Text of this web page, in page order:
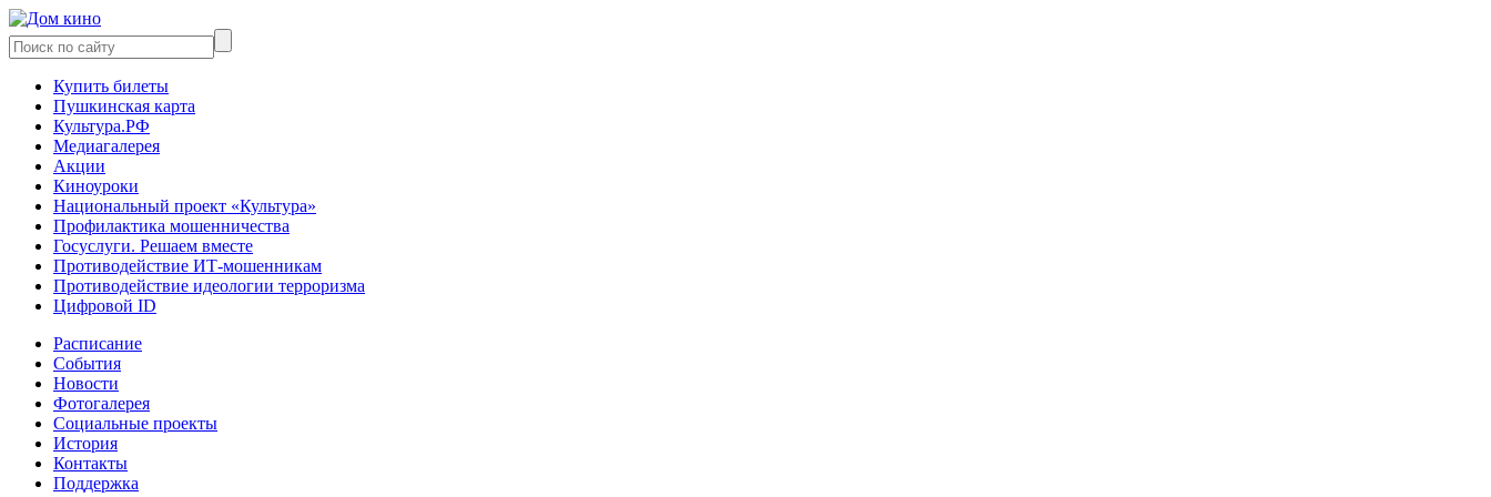
Купить билеты
Пушкинская карта
Культура.РФ
Медиагалерея
Акции
Киноуроки
Национальный проект «Культура»
Профилактика мошенничества
Госуслуги. Решаем вместе
Противодействие ИТ-мошенникам
Противодействие идеологии терроризма
Цифровой ID
Расписание
События
Новости
Фотогалерея
Социальные проекты
История
Контакты
Поддержка